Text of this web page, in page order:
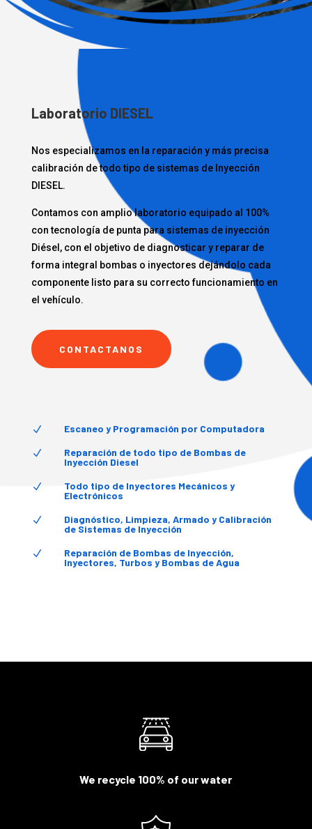
Laboratorio DIESEL
Nos especializamos en la reparación y más precisa
calibración de todo tipo de sistemas de Inyección
DIESEL.
Contamos con amplio laboratorio equipado al 100%
con tecnología de punta para sistemas de inyección
Diésel, con el objetivo de diagnosticar y reparar de
forma integral bombas o inyectores dejándolo cada
componente listo para su correcto funcionamiento en
el vehículo.
CONTACTANOS
N Escaneo y Programación por Computadora
N
Reparación de todo tipo de Bombas de
Inyección Diesel
N
Todo tipo de Inyectores Mecánicos y
Electrónicos
N
Diagnóstico, Limpieza, Armado y Calibración
de Sistemas de Inyección
N
Reparación de Bombas de Inyección,
Inyectores, Turbos y Bombas de Agua
We recycle 100% of our water